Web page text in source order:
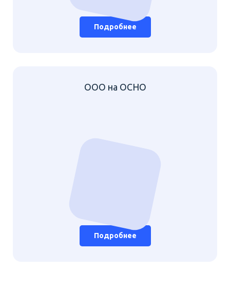
Подробнее
ООО на ОСНО
Подробнее